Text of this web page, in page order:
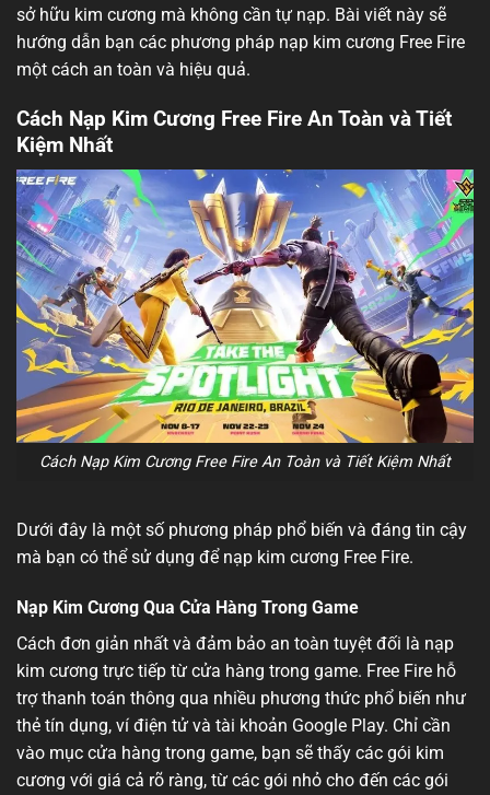
sở hữu kim cương mà không cần tự nạp. Bài viết này sẽ
hướng dẫn bạn các phương pháp nạp kim cương Free Fire
một cách an toàn và hiệu quả.
Cách Nạp Kim Cương Free Fire An Toàn và Tiết
Kiệm Nhất
Cách Nạp Kim Cương Free Fire An Toàn và Tiết Kiệm Nhất
Dưới đây là một số phương pháp phổ biến và đáng tin cậy
mà bạn có thể sử dụng để nạp kim cương Free Fire.
Nạp Kim Cương Qua Cửa Hàng Trong Game
Cách đơn giản nhất và đảm bảo an toàn tuyệt đối là nạp
kim cương trực tiếp từ cửa hàng trong game. Free Fire hỗ
trợ thanh toán thông qua nhiều phương thức phổ biến như
thẻ tín dụng, ví điện tử và tài khoản Google Play. Chỉ cần
vào mục cửa hàng trong game, bạn sẽ thấy các gói kim
cương với giá cả rõ ràng, từ các gói nhỏ cho đến các gói